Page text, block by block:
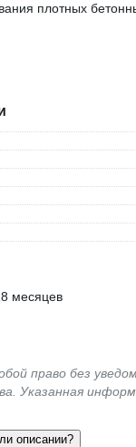
плотных
месяцев
право без
Указанная
описании?